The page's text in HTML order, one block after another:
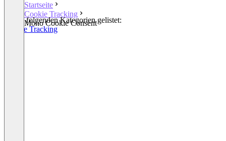
Startseite
Cookie Tracking
Mono Cookie Consent
In den folgenden Kategorien gelistet:
Cookie Tracking